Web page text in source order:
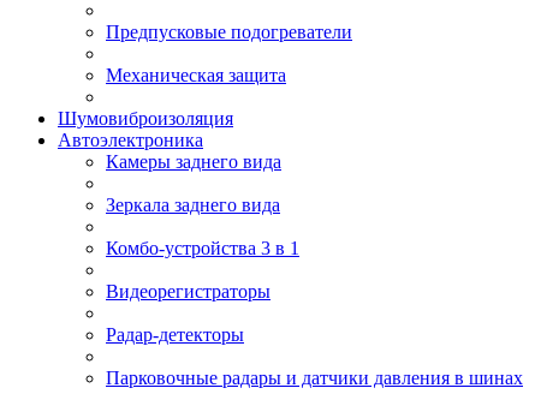
Предпусковые подогреватели
Механическая защита
Шумовиброизоляция
Автоэлектроника
Камеры заднего вида
Зеркала заднего вида
Комбо-устройства 3 в 1
Видеорегистраторы
Радар-детекторы
Парковочные радары и датчики давления в шинах